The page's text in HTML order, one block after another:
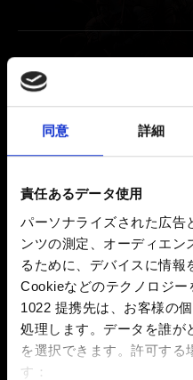
同意 詳細
責任あるデータ使用
パーソナライズされた広告
ンツの測定、オーディエン
るために、デバイスに情報
Cookieなどのテクノロジ
1022 提携先は、お客様の
処理します。データを誰が
を選択できます。 許可する
す：
追加要素
『奪われし玉座：ウ
ウンドトラックについ
入特典を『グウェン
映像ポリシー
ビデオポリシー